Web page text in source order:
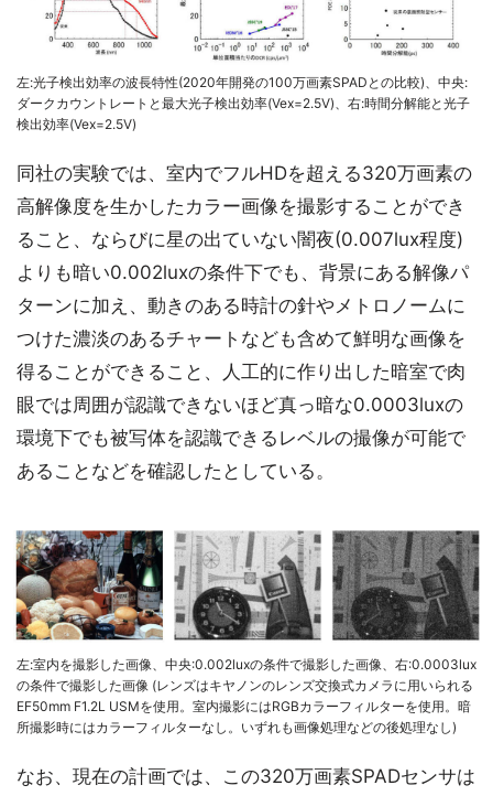
左:光子検出効率の波長特性(2020年開発の100万画素SPADとの比較)、中央:
ダークカウントレートと最大光子検出効率(Vex=2.5V)、右:時間分解能と光子
検出効率(Vex=2.5V)
同社の実験では、室内でフルHDを超える320万画素の
高解像度を生かしたカラー画像を撮影することができ
ること、ならびに星の出ていない闇夜(0.007lux程度)
よりも暗い0.002luxの条件下でも、背景にある解像パ
ターンに加え、動きのある時計の針やメトロノームに
つけた濃淡のあるチャートなども含めて鮮明な画像を
得ることができること、人工的に作り出した暗室で肉
眼では周囲が認識できないほど真っ暗な0.0003luxの
環境下でも被写体を認識できるレベルの撮像が可能で
あることなどを確認したとしている。
左:室内を撮影した画像、中央:0.002luxの条件で撮影した画像、右:0.0003lux
の条件で撮影した画像 (レンズはキヤノンのレンズ交換式カメラに用いられる
EF50mm F1.2L USMを使用。室内撮影にはRGBカラーフィルターを使用。暗
所撮影時にはカラーフィルターなし。いずれも画像処理などの後処理なし)
なお、現在の計画では、この320万画素SPADセンサは